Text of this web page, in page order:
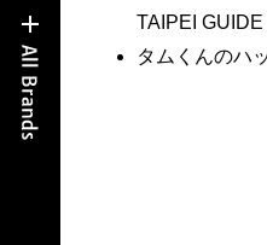
TAIPEI GUIDE
タムくんのハ